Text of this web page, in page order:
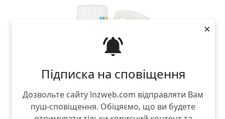
Підписка на сповіщення
Дозвольте сайту lnzweb.com відправляти Вам
пуш-сповіщення. Обіцяємо, що ви будете
×